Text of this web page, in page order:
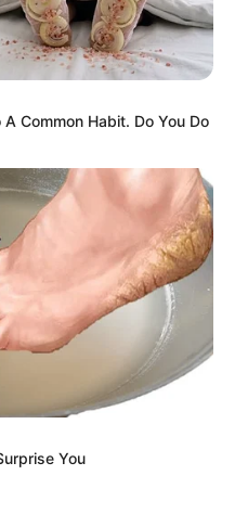
Jadi Incaran
Terbentuknya
Taliban, Kini Kembali
Menguasai Afghanistan
Common Habit. Do You Do
You